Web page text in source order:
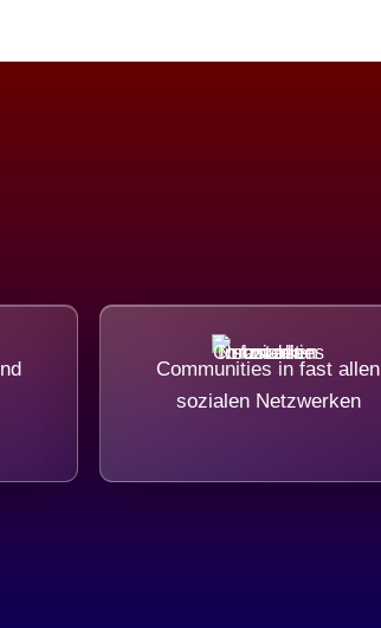
Communities in fast allen
sozialen Netzwerken